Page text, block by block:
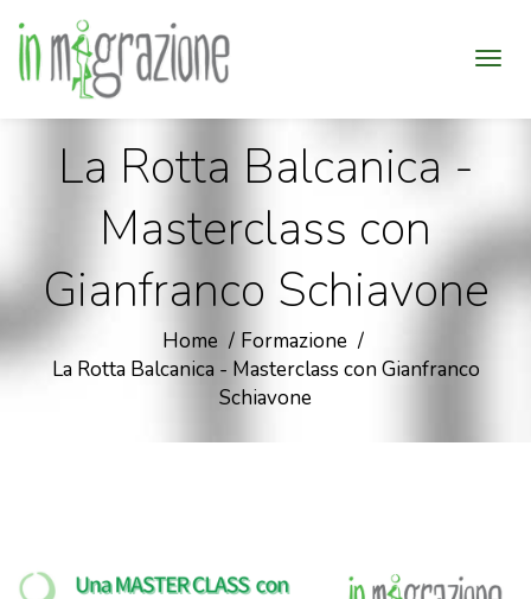
La Rotta Balcanica -
Masterclass con
Gianfranco Schiavone
Home
Formazione
La Rotta Balcanica - Masterclass con Gianfranco
Schiavone